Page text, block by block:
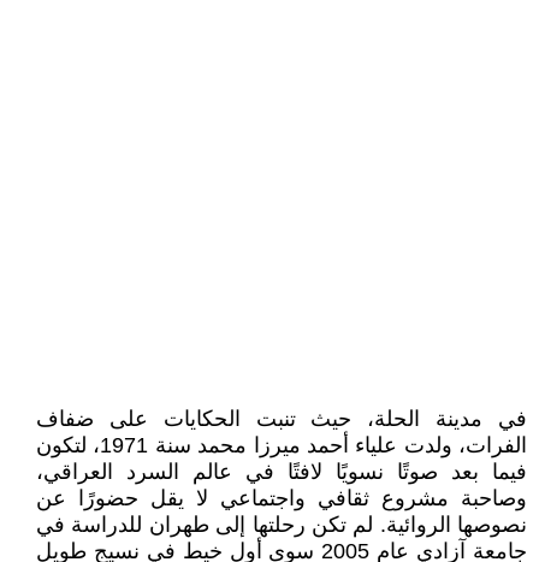
في مدينة الحلة، حيث تنبت الحكايات على ضفاف
الفرات، ولدت علياء أحمد ميرزا محمد سنة 1971، لتكون
فيما بعد صوتًا نسويًا لافتًا في عالم السرد العراقي،
وصاحبة مشروع ثقافي واجتماعي لا يقل حضورًا عن
نصوصها الروائية. لم تكن رحلتها إلى طهران للدراسة في
جامعة آزادي عام 2005 سوى أول خيط في نسيج طويل